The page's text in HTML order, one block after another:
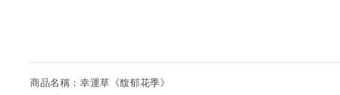
商品名稱：幸運草《馥郁花季》